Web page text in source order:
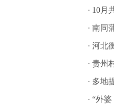
· 10月
· 南同
· 河北
· 贵州
· 多地
· “外